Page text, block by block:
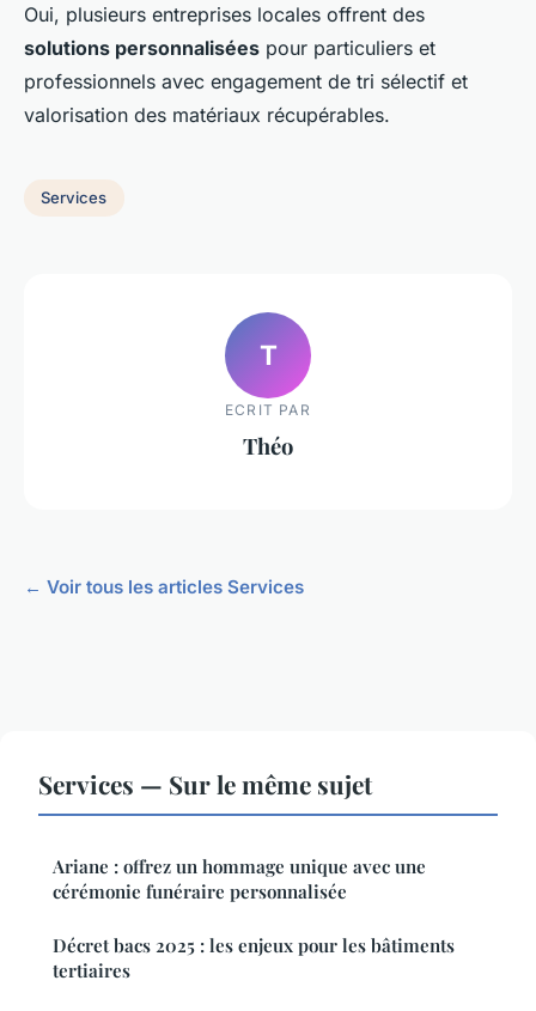
Oui, plusieurs entreprises locales offrent des
solutions personnalisées pour particuliers et
professionnels avec engagement de tri sélectif et
valorisation des matériaux récupérables.
Services
T
ECRIT PAR
Théo
← Voir tous les articles Services
Services — Sur le même sujet
Ariane : offrez un hommage unique avec une
cérémonie funéraire personnalisée
Décret bacs 2025 : les enjeux pour les bâtiments
tertiaires